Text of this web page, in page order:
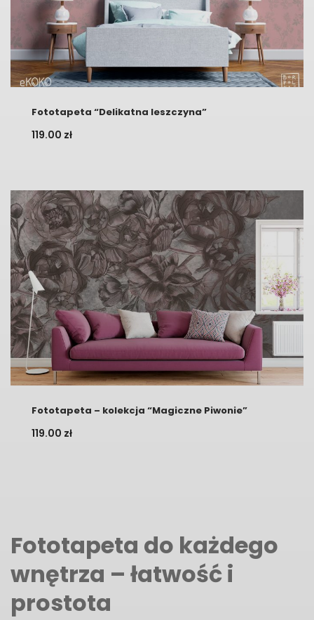
Fototapeta “Delikatna leszczyna”
119.00 zł
Fototapeta – kolekcja “Magiczne Piwonie”
119.00 zł
Fototapeta do każdego
wnętrza – łatwość i
prostota